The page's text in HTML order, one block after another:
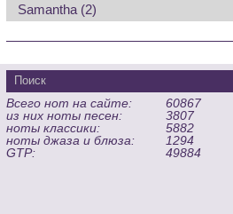
Samantha (2)
Всего нот на сайте:
60867
из них ноты песен:
3807
ноты классики:
5882
ноты джаза и блюза:
1294
GTP:
49884